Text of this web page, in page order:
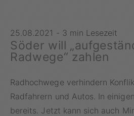
25.08.2021 - 3 min Lesezeit
Söder will
Radwege“ zahlen
Radhochwege verhindern
Radfahrern und Autos. In
bereits. Jetzt kann sich auch